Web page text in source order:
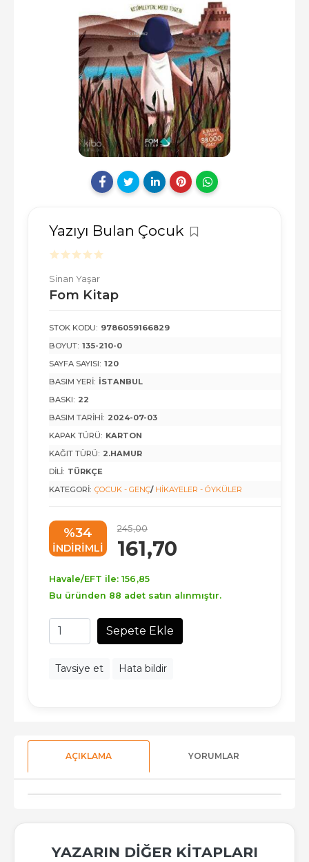
Yazıyı Bulan Çocuk
Sinan Yaşar
Fom Kitap
STOK KODU: 9786059166829
BOYUT: 135-210-0
SAYFA SAYISI: 120
BASIM YERI: İSTANBUL
BASKI: 22
BASIM TARIHI: 2024-07-03
KAPAK TÜRÜ: KARTON
KAĞIT TÜRÜ: 2.HAMUR
DILI: TÜRKÇE
KATEGORI: ÇOCUK - GENÇ/ HIKAYELER - ÖYKÜLER
%34
INDIRIMLI
245,00
161,70
Havale/EFT ile: 156 ,85
Bu üründen 88 adet satın alınmıştır.
Sepete Ekle
Tavsiye et Hata bildir
AÇIKLAMA YORUMLAR
YAZARIN DIĞER KITAPLARI